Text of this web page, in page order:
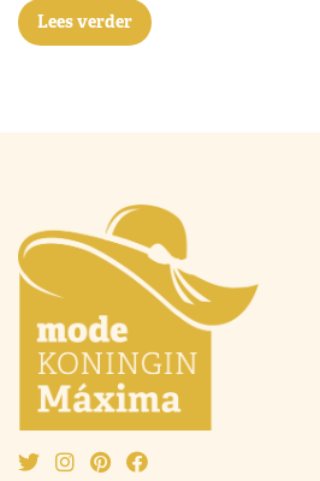
Lees verder